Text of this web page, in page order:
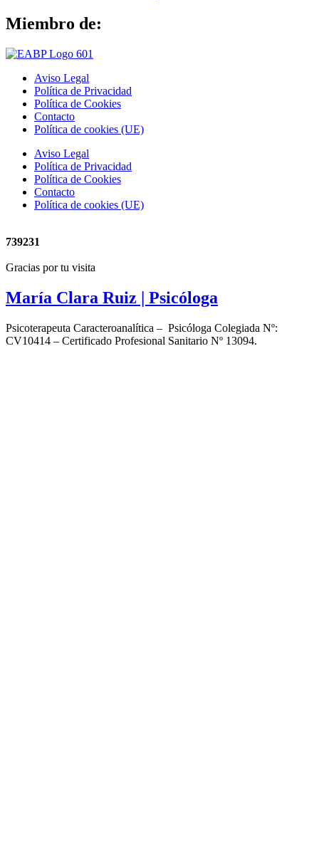
Miembro de:
Aviso Legal
Política de Privacidad
Política de Cookies
Contacto
Política de cookies (UE)
Aviso Legal
Política de Privacidad
Política de Cookies
Contacto
Política de cookies (UE)
739231
Gracias por tu visita
María Clara Ruiz | Psicóloga
Psicoterapeuta Caracteroanalítica – Psicóloga Colegiada Nº:
CV10414 – Certificado Profesional Sanitario Nº 13094.